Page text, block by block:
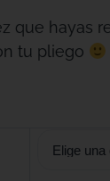
que hayas
tu pliego